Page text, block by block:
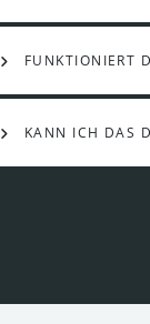
FUNKTIONIERT
KANN ICH DAS